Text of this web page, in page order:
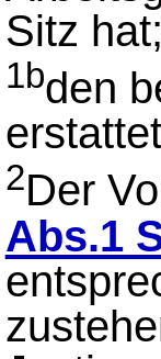
Sitz hat;
1bden
2Der
Abs.1